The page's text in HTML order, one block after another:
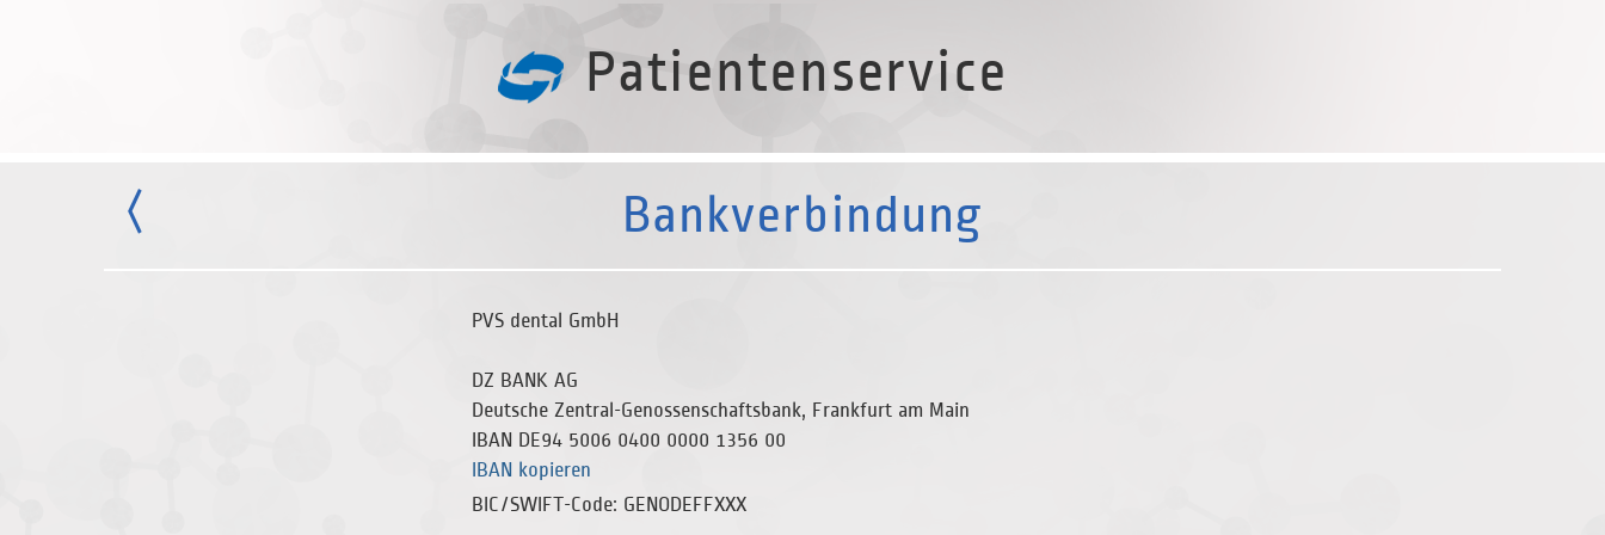
Patientenservice
Bankverbindung
PVS dental GmbH
DZ BANK AG
Deutsche Zentral-Genossenschaftsbank, Frankfurt am Main
IBAN DE94 5006 0400 0000 1356 00
IBAN kopieren
BIC/SWIFT-Code: GENODEFFXXX